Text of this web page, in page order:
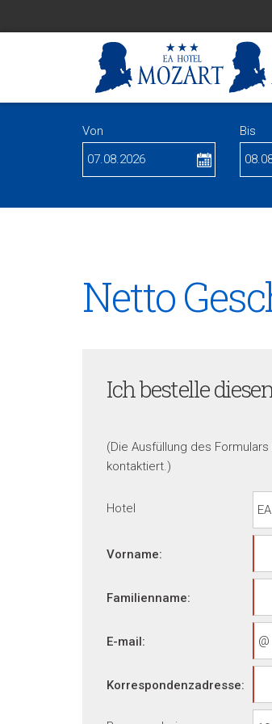
Von Bis
Netto
Ich bestelle
(Die Ausfüllung des
kontaktiert.)
Hotel
Vorname:
Familienname:
E-mail:
Korrespondenzadresse: